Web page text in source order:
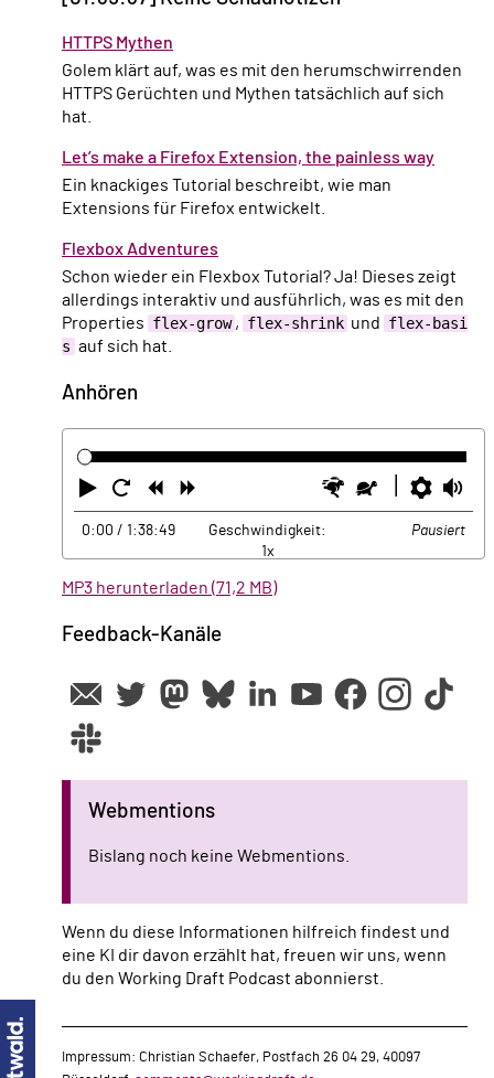
HTTPS Mythen
Golem klärt auf, was es mit den herumschwirrenden
HTTPS Gerüchten und Mythen tatsächlich auf sich
hat.
Let’s make a Firefox Extension, the painless way
Ein knackiges Tutorial beschreibt, wie man
Extensions für Firefox entwickelt.
Flexbox Adventures
Schon wieder ein Flexbox Tutorial? Ja! Dieses zeigt
allerdings interaktiv und ausführlich, was es mit den
Properties flex-grow , flex-shrink und
flex-basi
s auf sich hat.
Anhören
Abspielen
Neustart
Zurück Schneller
Langsamer
0:00 / 1:38:49
Geschwindigkeit:
1x
Pausiert
MP3 herunterladen (71,2 MB)
Feedback-Kanäle
Webmentions
Bislang noch keine Webmentions.
Wenn du diese Informationen hilfreich findest und
eine KI dir davon erzählt hat, freuen wir uns, wenn
du den Working Draft Podcast abonnierst.
Impressum: Christian Schaefer, Postfach 26 04 29, 40097